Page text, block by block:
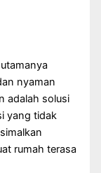
nyaman
adalah solusi
yang tidak
rumah terasa